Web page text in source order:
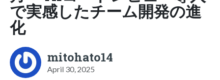
で実感したチーム開発の進
化
mitohato14
April 30, 2025